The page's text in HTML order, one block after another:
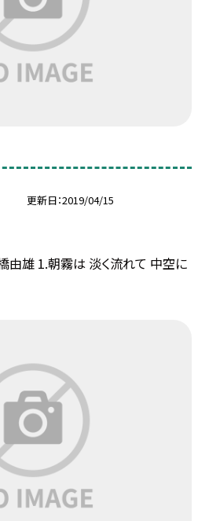
更新日 2019/04/15
由雄 1.朝霧は 淡く流れて 中空に